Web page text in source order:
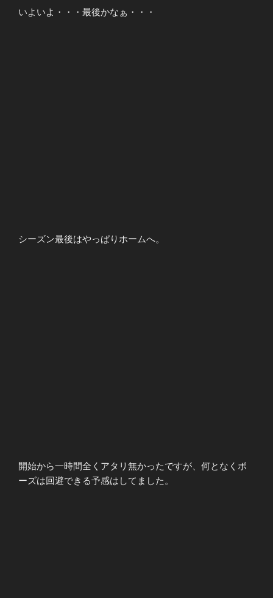
いよいよ・・・最後かなぁ・・・
シーズン最後はやっぱりホームへ。
開始から一時間全くアタリ無かったですが、何となくボ
ーズは回避できる予感はしてました。